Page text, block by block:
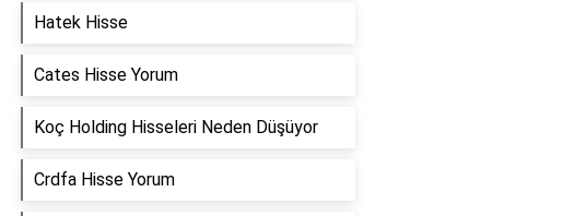
Hatek Hisse
Cates Hisse Yorum
Koç Holding Hisseleri Neden Düşüyor
Crdfa Hisse Yorum